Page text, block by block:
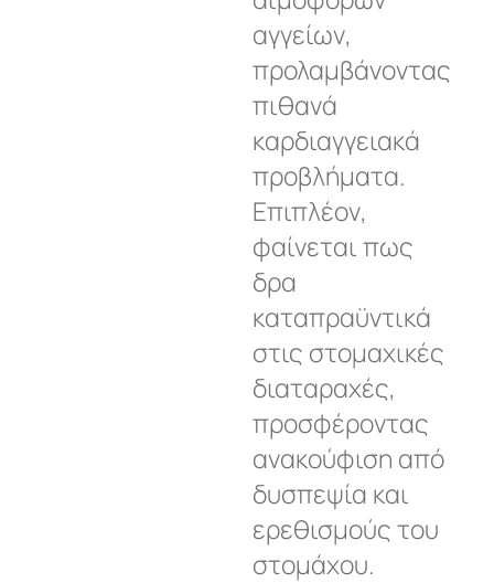
αγγείων,
προλαμβάνοντας
πιθανά
καρδιαγγειακά
προβλήματα.
Επιπλέον,
φαίνεται πως
δρα
καταπραϋντικά
στις στομαχικές
διαταραχές,
προσφέροντας
ανακούφιση από
δυσπεψία και
ερεθισμούς του
στομάχου.